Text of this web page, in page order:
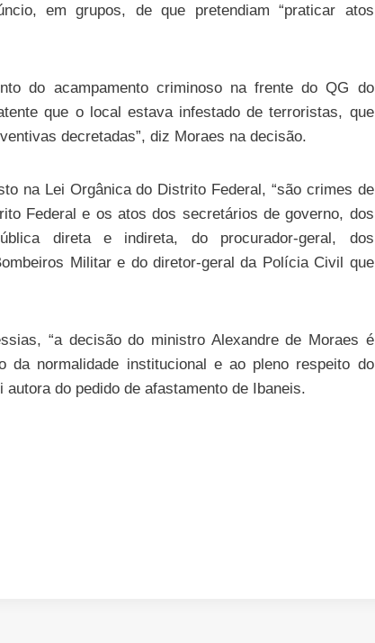
em grupos, de que pretendiam “praticar atos
do acampamento criminoso na frente do QG do
que o local estava infestado de terroristas, que
decretadas”, diz Moraes na decisão.
na Lei Orgânica do Distrito Federal, “são crimes de
Federal e os atos dos secretários de governo, dos
direta e indireta, do procurador-geral, dos
Militar e do diretor-geral da Polícia Civil que
“a decisão do ministro Alexandre de Moraes é
da normalidade institucional e ao pleno respeito do
do pedido de afastamento de Ibaneis.